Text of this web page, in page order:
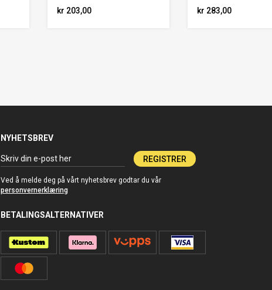
kr 203,00 kr 283,00
NYHETSBREV
REGISTRER
Ved å melde deg på vårt nyhetsbrev godtar du vår
personvernerklæring
BETALINGSALTERNATIVER